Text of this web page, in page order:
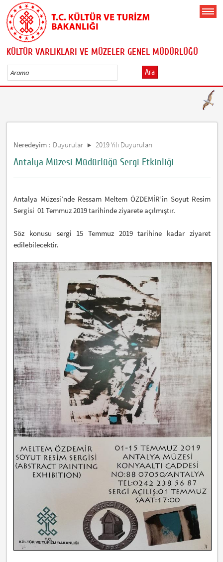
KÜLTÜR VARLIKLARI VE MÜZELER GENEL MÜDÜRLÜĞÜ
Ara
Neredeyim : Duyurular 2019 Yılı Duyuruları
Antalya Müzesi Müdürlüğü Sergi Etkinliği
Antalya Müzesi’nde Ressam Meltem ÖZDEMİR’in Soyut Resim
Sergisi 01 Temmuz 2019 tarihinde ziyarete açılmıştır.
Söz konusu sergi 15 Temmuz 2019 tarihine kadar ziyaret
edilebilecektir.